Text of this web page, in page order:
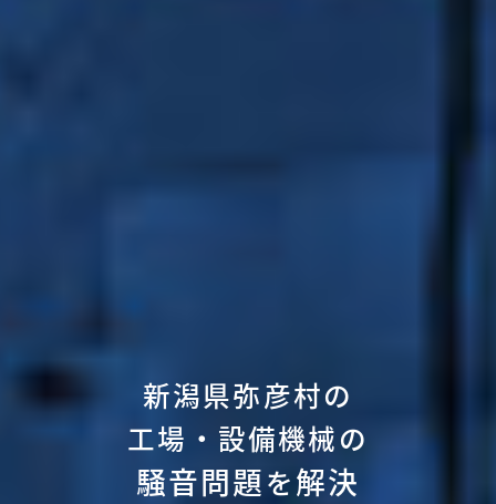
新潟県弥彦村の
工場・設備機械の
騒音問題を解決